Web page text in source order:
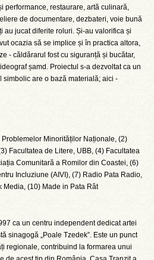
performance, restaurare, artă culinară,
de documentare, dezbateri, voie bună
au jucat diferite roluri. Și-au valorifica și
ocazia să se implice și în practica altora,
- căldărarul fost cu siguranță și bucătar,
șamd. Proiectul s-a dezvoltat ca un
simbolic are o bază materială; aici -
Minorităților Naționale, (2)
Facultatea de Litere, UBB, (4) Facultatea
Comunitară a Romilor din Coastei, (6)
Incluziune (AIVI), (7) Radio Pata Radio,
Media, (10) Made in Pata Rât
ca un centru independent dedicat artei
sinagogă „Poale Tzedek”. Este un punct
regionale, contribuind la formarea unui